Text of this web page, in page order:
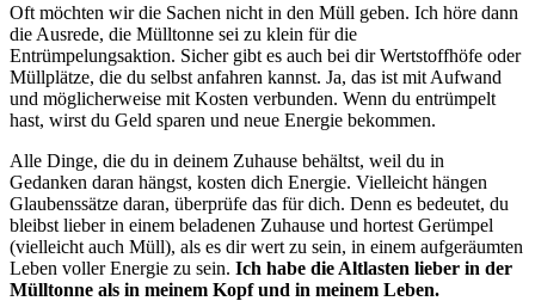
Oft möchten wir die Sachen nicht in den Müll geben. Ich höre dann
die Ausrede, die Mülltonne sei zu klein für die
Entrümpelungsaktion. Sicher gibt es auch bei dir Wertstoffhöfe oder
Müllplätze, die du selbst anfahren kannst. Ja, das ist mit Aufwand
und möglicherweise mit Kosten verbunden. Wenn du entrümpelt
hast, wirst du Geld sparen und neue Energie bekommen.
Alle Dinge, die du in deinem Zuhause behältst, weil du in
Gedanken daran hängst, kosten dich Energie. Vielleicht hängen
Glaubenssätze daran, überprüfe das für dich. Denn es bedeutet, du
bleibst lieber in einem beladenen Zuhause und hortest Gerümpel
(vielleicht auch Müll), als es dir wert zu sein, in einem aufgeräumten
Leben voller Energie zu sein. Ich habe die Altlasten lieber in der
Mülltonne als in meinem Kopf und in meinem Leben.